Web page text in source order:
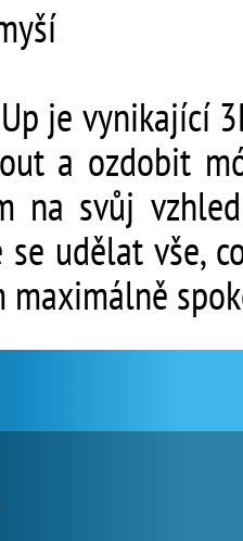
je vynikající
a ozdobit
na svůj
se udělat vše,
maximálně